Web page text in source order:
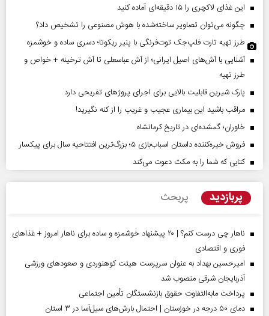
این غذای لاکچری را ۱۵ دقیقه‌ای آماده کنید
چگونه می‌توان تصاویر ساخته‌شده با هوش مصنوعی را تشخیص داد؟
طرز تهیه تارت فلپ‌جک توت‌فرنگی با پنیر ریکوتا؛ دسری ساده و خوشمزه
آشنایی با آش‌های اصیل ایرانی؛ از آش عباسعلی تا آش ترخینه + خواص و
طرز تهیه
پارک شیرین قابلیت‌ بالایی برای اجرای پروژهای تفریحی دارد
مراقب باشید این بیماری عجیب و غریب را از کنه نگیرید!
خاوران؛ گمشده‌ای در تاریخ کرمانشاه
فروش خیره‌کننده داستان اسباب‌بازی ۵؛ بزرگ‌ترین افتتاحیه سال برای پیکسار
کتابی که شما را به مکث دعوت می‌کند
پربازدید پربحث
ناهار چی درست کنم؟ | ۲۰ پیشنهاد خوشمزه و ساده برای ناهار امروز + غذاهای
فوری و اقتصادی
امیرحسین بهداد به عنوان سرپرست هیئت کوهنوردی و صعودهای ورزشی
آذربایجان شرقی منصوب شد
پرداخت مابه‌التفاوت حقوق بازنشستگان تأمین اجتماعی
دمای ۵۰ درجه در خوزستان | احتمال بارش‌های سیل‌آسا در ۳ استان